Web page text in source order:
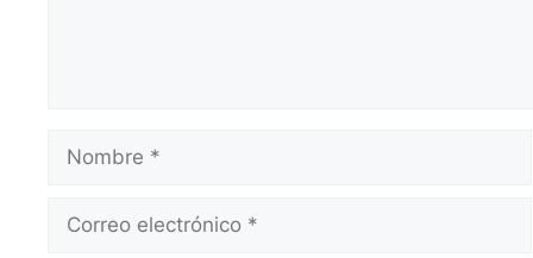
Nombre
Correo